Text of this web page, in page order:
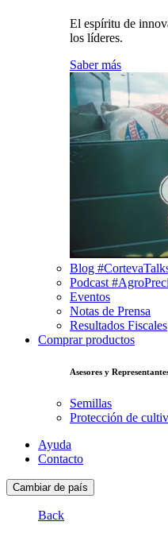
El espíritu de
los líderes.
Saber más
Blog
Podcast
Eventos
Notas de Prensa
Resultados Fiscales
Comprar productos
Asesores y
Semillas
Protección de
Ayuda
Contacto
Cambiar de país
Back